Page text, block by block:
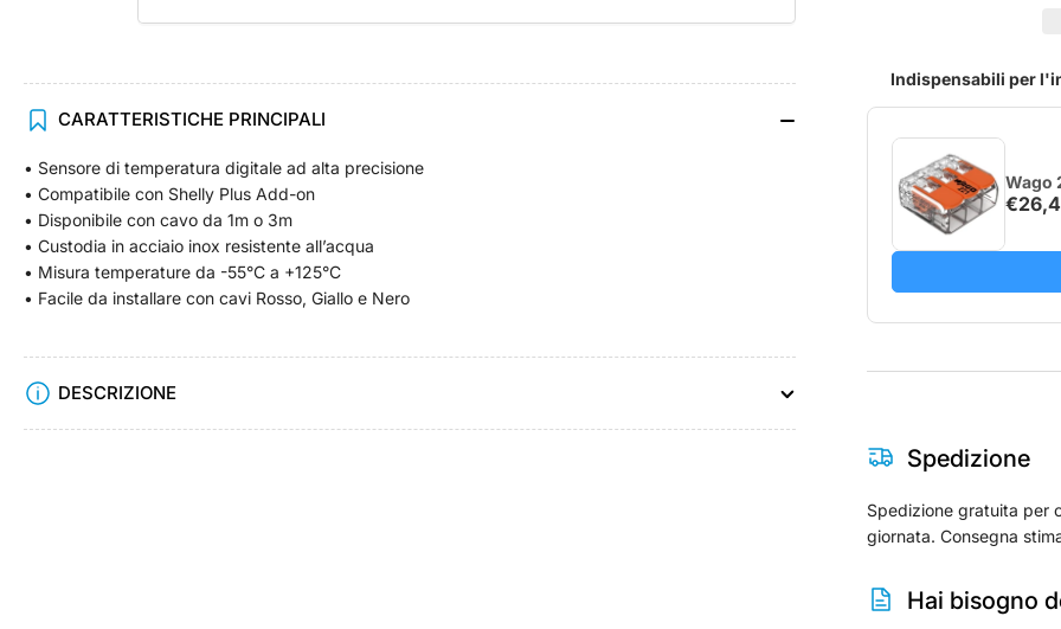
Carica
in
visualizzazione
Raccolta
DS18B20
(1 m
/
3 m)
(1
Indispensabili per
Wago
Spedizione
Spedizione gratuita per
giornata. Consegna
Hai bisogno
CARATTERISTICHE PRINCIPALI
• Sensore di temperatura digitale ad alta precisione
• Compatibile con Shelly Plus Add-on
• Disponibile con cavo da 1m o 3m
• Custodia in acciaio inox resistente all’acqua
• Misura temperature da -55°C a +125°C
• Facile da installare con cavi Rosso, Giallo e Nero
DESCRIZIONE